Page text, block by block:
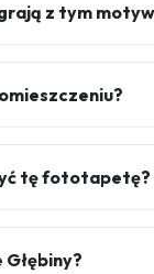
z tym
tę fototapetę?